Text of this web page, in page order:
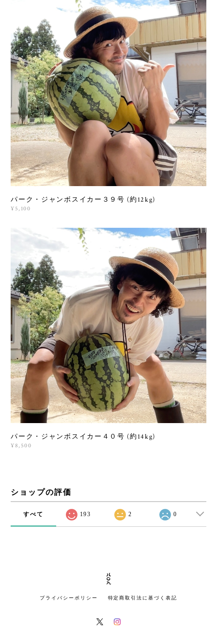
パーク・ジャンボスイカー３９号 (約12kg)
¥5,100
パーク・ジャンボスイカー４０号 (約14kg)
¥8,500
ショップの評価
すべて 193 2 0
プライバシーポリシー 特定商取引法に基づく表記